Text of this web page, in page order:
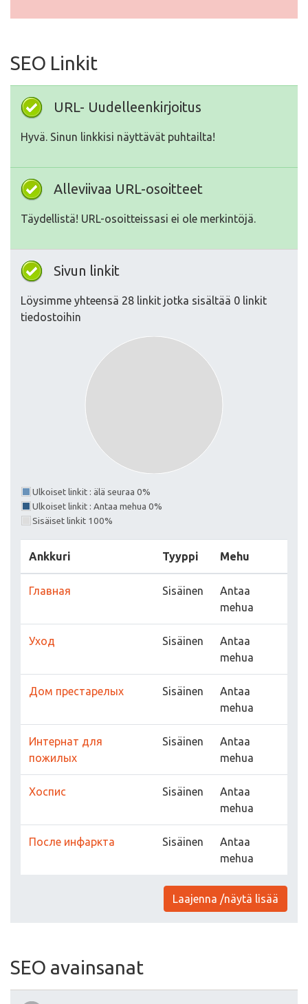
SEO Linkit
URL- Uudelleenkirjoitus
Hyvä. Sinun linkkisi näyttävät puhtailta!
Alleviivaa URL-osoitteet
Täydellistä! URL-osoitteissasi ei ole merkintöjä.
Sivun linkit
Löysimme yhteensä 28 linkit jotka sisältää 0 linkit
tiedostoihin
Ulkoiset linkit : älä seuraa 0%
Ulkoiset linkit : Antaa mehua 0%
Sisäiset linkit 100%
Ankkuri Tyyppi Mehu
Главная Sisäinen
Antaa
mehua
Уход Sisäinen
Antaa
mehua
Дом престарелых Sisäinen
Antaa
mehua
Интернат для
пожилых
Sisäinen
Antaa
mehua
Хоспис Sisäinen
Antaa
mehua
После инфаркта Sisäinen
Antaa
mehua
Laajenna /näytä lisää
SEO avainsanat